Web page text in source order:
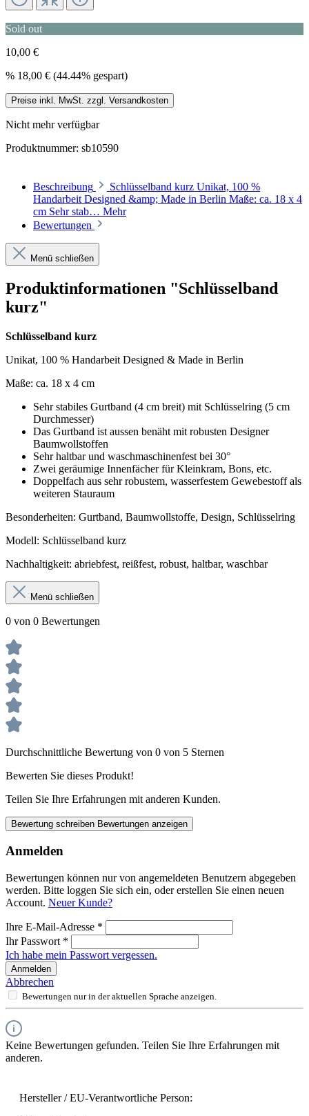
Sold out
10,00 €
% 18,00 € (44.44% gespart)
Preise inkl. MwSt. zzgl. Versandkosten
Nicht mehr verfügbar
Produktnummer: sb10590
Beschreibung
Schlüsselband kurz Unikat, 100 %
Handarbeit Designed &amp; Made in Berlin Maße: ca. 18 x 4
cm Sehr stab… Mehr
Bewertungen
Menü schließen
Produktinformationen "Schlüsselband
kurz"
Schlüsselband kurz
Unikat, 100 % Handarbeit Designed & Made in Berlin
Maße: ca. 18 x 4 cm
Sehr stabiles Gurtband (4 cm breit) mit Schlüsselring (5 cm
Durchmesser)
Das Gurtband ist aussen benäht mit robusten Designer
Baumwollstoffen
Sehr haltbar und waschmaschinenfest bei 30°
Zwei geräumige Innenfächer für Kleinkram, Bons, etc.
Doppelfach aus sehr robustem, wasserfestem Gewebestoff als
weiteren Stauraum
Besonderheiten: Gurtband, Baumwollstoffe, Design, Schlüsselring
Modell: Schlüsselband kurz
Nachhaltigkeit: abriebfest, reißfest, robust, haltbar, waschbar
Menü schließen
0 von 0 Bewertungen
Durchschnittliche Bewertung von 0 von 5 Sternen
Bewerten Sie dieses Produkt!
Teilen Sie Ihre Erfahrungen mit anderen Kunden.
Bewertung schreiben Bewertungen anzeigen
Anmelden
Bewertungen können nur von angemeldeten Benutzern abgegeben
werden. Bitte loggen Sie sich ein, oder erstellen Sie einen neuen
Account. Neuer Kunde?
Ihre E-Mail-Adresse *
Ihr Passwort *
Ich habe mein Passwort vergessen.
Anmelden
Abbrechen
Bewertungen nur in der aktuellen Sprache anzeigen.
Keine Bewertungen gefunden. Teilen Sie Ihre Erfahrungen mit
anderen.
Hersteller / EU-Verantwortliche Person: